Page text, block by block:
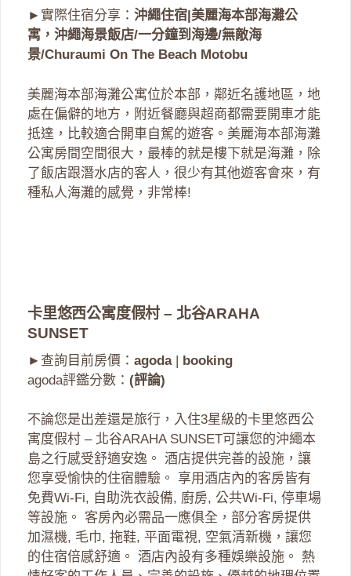
►實際住宿分享： 沖繩住宿|美麗海本部海灘公
寓，沖繩海景飯店/一分鐘到海邊/無敵海
景/Churaumi On The Beach Motobu
美麗海本部海灘公寓位於本部，鄰近名護地區，地
處在偏僻的地方，附近餐廳與超商都需要開車才能
抵達，比較適合開車自駕的遊客。美麗海本部海灘
公寓房間空間很大，最棒的就是樓下就是海灘，除
了飯店跟潛水店的客人，很少有其他遊客會來，有
種私人海灘的感覺，非常棒!
卡里悠西公寓度假村 – 北谷ARAHA
SUNSET
►查詢目前房價： agoda| booking
agoda評鑑分數： (評論)
不論您是出差還是旅行，入住3星級的卡里悠西公
寓度假村 – 北谷ARAHA SUNSET可讓您的沖繩本
島之行感受舒適安逸。 酒店提供完善的設施，讓
您享受愉快的住宿體驗。 享用酒店內的客房皆有
免費Wi-Fi, 自助洗衣設備, 廚房, 公共Wi-Fi, 停車場
等設施。 客房內必需品一應俱全，部分客房提供
加濕機, 毛巾, 拖鞋, 平面電視, 空氣清新機，讓您
的住宿倍感舒適。 酒店內設有多種娛樂設施。 熱